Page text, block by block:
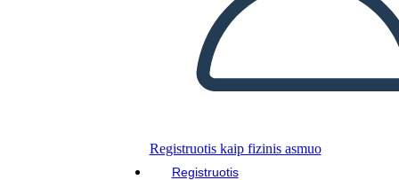
Registruotis kaip fizinis asmuo
Registruotis
PALEISTI SKAIDRIŲ DEMONSTRACIJĄ
SKAITYK MAN